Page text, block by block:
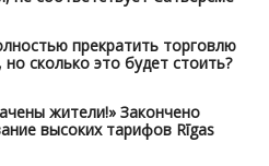
прекратить торговлю
сколько это будет стоить?
жители!» Закончено
высоких тарифов Rīgas